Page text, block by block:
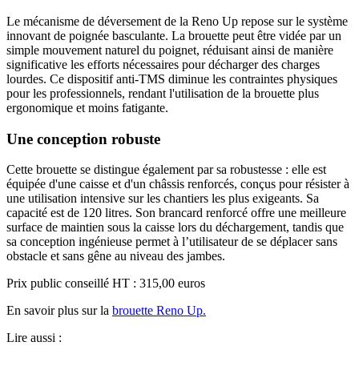
Le mécanisme de déversement de la Reno Up repose sur le système
innovant de poignée basculante. La brouette peut être vidée par un
simple mouvement naturel du poignet, réduisant ainsi de manière
significative les efforts nécessaires pour décharger des charges
lourdes. Ce dispositif anti-TMS diminue les contraintes physiques
pour les professionnels, rendant l'utilisation de la brouette plus
ergonomique et moins fatigante.
Une conception robuste
Cette brouette se distingue également par sa robustesse : elle est
équipée d'une caisse et d'un châssis renforcés, conçus pour résister à
une utilisation intensive sur les chantiers les plus exigeants. Sa
capacité est de 120 litres. Son brancard renforcé offre une meilleure
surface de maintien sous la caisse lors du déchargement, tandis que
sa conception ingénieuse permet à l’utilisateur de se déplacer sans
obstacle et sans gêne au niveau des jambes.
Prix public conseillé HT : 315,00 euros
En savoir plus sur la brouette Reno Up.
Lire aussi :